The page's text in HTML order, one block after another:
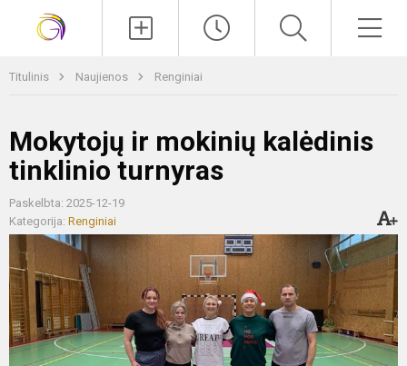
Titulinis Naujienos Renginiai
Mokytojų ir mokinių kalėdinis
tinklinio turnyras
Paskelbta: 2025-12-19
Kategorija: Renginiai